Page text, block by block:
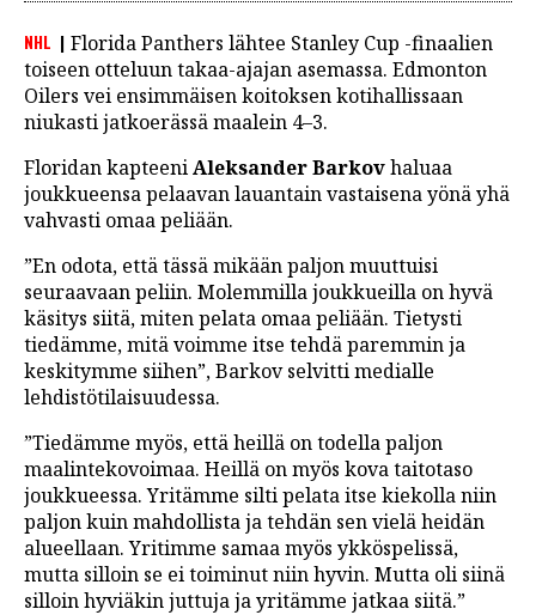
NHL
Florida Panthers lähtee Stanley Cup -finaalien
toiseen otteluun takaa-ajajan asemassa. Edmonton
Oilers vei ensimmäisen koitoksen kotihallissaan
niukasti jatkoerässä maalein 4–3.
Floridan kapteeniAleksander Barkovhaluaa
joukkueensa pelaavan lauantain vastaisena yönä yhä
vahvasti omaa peliään.
”En odota, että tässä mikään paljon muuttuisi
seuraavaan peliin. Molemmilla joukkueilla on hyvä
käsitys siitä, miten pelata omaa peliään. Tietysti
tiedämme, mitä voimme itse tehdä paremmin ja
keskitymme siihen”, Barkov selvitti medialle
lehdistötilaisuudessa.
”Tiedämme myös, että heillä on todella paljon
maalintekovoimaa. Heillä on myös kova taitotaso
joukkueessa. Yritämme silti pelata itse kiekolla niin
paljon kuin mahdollista ja tehdän sen vielä heidän
alueellaan. Yritimme samaa myös ykköspelissä,
mutta silloin se ei toiminut niin hyvin. Mutta oli siinä
silloin hyviäkin juttuja ja yritämme jatkaa siitä.”
LINTU VAI KALA
46 DENTON ROAD
VIDEOT
PODCASTIT
KOLUMNIT